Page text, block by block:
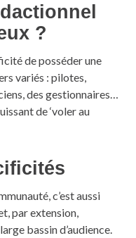
?
de posséder une
variés : pilotes,
des gestionnaires…
de ‘voler au
c’est aussi
par extension,
bassin d’audience.